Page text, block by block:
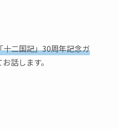
二国記」30周年記念ガ
話します。